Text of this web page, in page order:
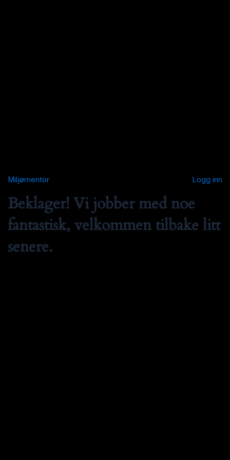
Miljømentor Logg inn
Beklager! Vi jobber med noe
fantastisk, velkommen tilbake litt
senere.